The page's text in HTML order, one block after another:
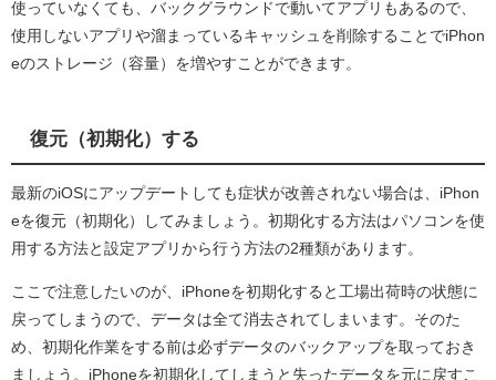
使っていなくても、バックグラウンドで動いてアプリもあるので、
使用しないアプリや溜まっているキャッシュを削除することでiPhon
eのストレージ（容量）を増やすことができます。
復元（初期化）する
最新のiOSにアップデートしても症状が改善されない場合は、iPhon
eを復元（初期化）してみましょう。初期化する方法はパソコンを使
用する方法と設定アプリから行う方法の2種類があります。
ここで注意したいのが、iPhoneを初期化すると工場出荷時の状態に
戻ってしまうので、データは全て消去されてしまいます。そのた
め、初期化作業をする前は必ずデータのバックアップを取っておき
ましょう。iPhoneを初期化してしまうと失ったデータを元に戻すこ